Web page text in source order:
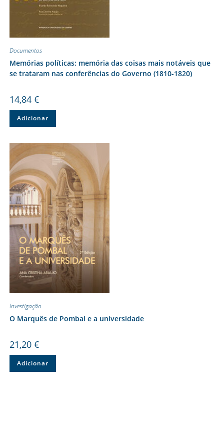
Documentos
Memórias políticas: memória das coisas mais notáveis que
se trataram nas conferências do Governo (1810-1820)
14,84 €
Adicionar
Investigação
O Marquês de Pombal e a universidade
21,20 €
Adicionar